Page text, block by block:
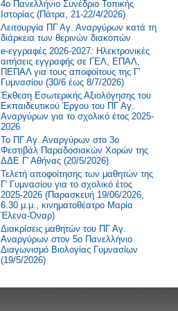
Δραστηριότητες στο Σχολικό
Επαγγελματικό Προσανατολισμό
2017-2018
2016-2017
2015-2016
2014-2015
Παλαιότερη Έτη
4ο Πανελλήνιο Συνέδριο Τοπικής
Ιστορίας (Πάτρα, 21-22/4/2026)
Λειτουργία ΠΓ Αγ. Αναργύρων κατά τη
διάρκεια των θερινών διακοπών
e-εγγραφές 2026-2027: Ηλεκτρονικές
αιτήσεις εγγραφής σε ΓΕΛ, ΕΠΑΛ,
ΠΕΠΑΛ για τους αποφοίτους της Γ'
Γυμνασίου (30/6 έως 8/7/2026)
Έκθεση Εσωτερικής Αξιολόγησης του
Εκπαιδευτικού Έργου του ΠΓ Αγ.
Αναργύρων για το σχολικό έτος 2025-
2026
Το ΠΓ Αγ. Αναργύρων στο 3ο
Φεστιβάλ Παραδοσιακών Χορών της
ΔΔΕ Γ' Αθήνας (20/5/2026)
Τελετή αποφοίτησης των μαθητών της
Γ' Γυμνασίου για το σχολικό έτος
2025-2026 (Παρασκευή 19/06/2026,
6.30 μ.μ., κινηματοθέατρο Μαρία
Έλενα-Όναρ)
Διακρίσεις μαθητών του ΠΓ Αγ.
Αναργύρων στον 5ο Πανελλήνιο
Διαγωνισμό Βιολογίας Γυμνασίων
(19/5/2026)